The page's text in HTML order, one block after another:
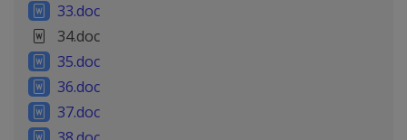
33.doc
34.doc
35.doc
36.doc
37.doc